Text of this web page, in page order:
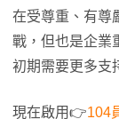
在受尊重、有尊
戰，但也是企業
初期需要更多支
現在啟用👉104